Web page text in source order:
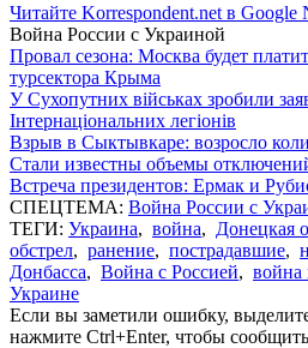
Читайте Korrespondent.net в Google
Война России с Украиной
Провал сезона: Москва будет
турсектора Крыма
У Сухопутних військах зробили
Інтернаціональних легіонів
Взрыв в Сыктывкаре: возросло
Стали известны объемы
Встреча президентов: Ермак и
СПЕЦТЕМА: Война России с
ТЕГИ: Украина, война, Донецкая
обстрел, ранение, пострадавшие,
Донбасса, Война с Россией, война
Украине
Если вы заметили ошибку,
нажмите Ctrl+Enter, чтобы